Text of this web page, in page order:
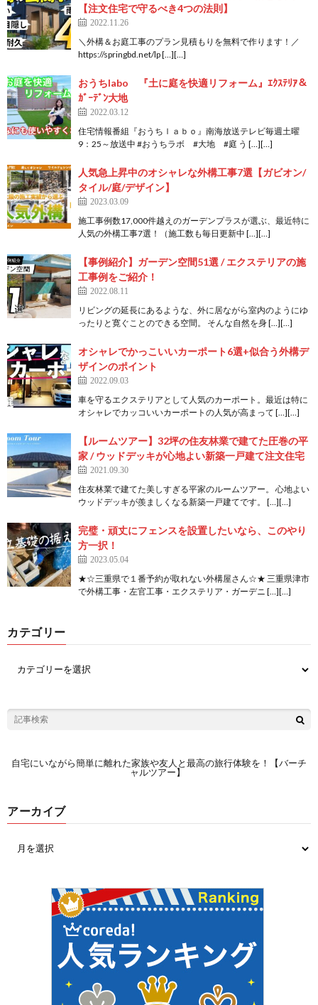
【注文住宅で守るべき4つの法則】
2022.11.26
＼外構＆お庭工事のプラン見積もりを無料で作ります！／
https://springbd.net/lp […][…]
おうちlabo 『土に庭を快適リフォーム』ｴｸｽﾃﾘｱ＆
ｶﾞｰﾃﾞﾝ大地
2022.03.12
住宅情報番組『おうちｌａｂｏ』南海放送テレビ毎週土曜
9：25～放送中 #おうちラボ #大地 #庭 う […][…]
人気急上昇中のオシャレな外構工事7選【ガビオン/
タイル/庭/デザイン】
2023.03.09
施工事例数17,000件越えのガーデンプラスが選ぶ、最近特に
人気の外構工事7選！（施工数も毎日更新中 […][…]
【事例紹介】ガーデン空間51選 / エクステリアの施
工事例をご紹介！
2022.08.11
リビングの延長にあるような、外に居ながら室内のようにゆ
ったりと寛ぐことのできる空間。 そんな自然を身 […][…]
オシャレでかっこいいカーポート6選+似合う外構デ
ザインのポイント
2022.09.03
車を守るエクステリアとして人気のカーポート。最近は特に
オシャレでカッコいいカーポートの人気が高まって […][…]
【ルームツアー】32坪の住友林業で建てた圧巻の平
家 / ウッドデッキが心地よい新築一戸建て注文住宅
2021.09.30
住友林業で建てた美しすぎる平家のルームツアー。 心地よい
ウッドデッキが羨ましくなる新築一戸建てです。 […][…]
完璧・頑丈にフェンスを設置したいなら、このやり
方一択！
2023.05.04
★☆三重県で１番予約が取れない外構屋さん☆★ 三重県津市
で外構工事・左官工事・エクステリア・ガーデニ […][…]
カテゴリー
自宅にいながら簡単に離れた家族や友人と最高の旅行体験を！【バーチ
ャルツアー】
アーカイブ